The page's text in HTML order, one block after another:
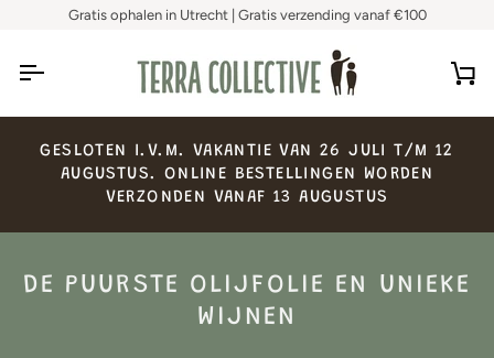
Gratis ophalen in Utrecht | Gratis verzending vanaf €100
GESLOTEN I.V.M. VAKANTIE VAN 26 JULI T/M 12
AUGUSTUS.
ONLINE BESTELLINGEN
WORDEN
VERZONDEN VANAF 13 AUGUSTUS
DE PUURSTE OLIJFOLIE EN UNIEKE
WIJNEN